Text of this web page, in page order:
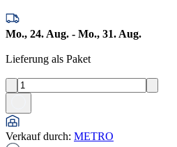
Mo., 24. Aug. - Mo., 31. Aug.
Lieferung als Paket
Verkauf durch: METRO